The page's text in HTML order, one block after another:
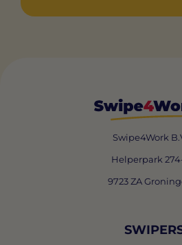
Swipe4Work
Helperpark
9723 ZA